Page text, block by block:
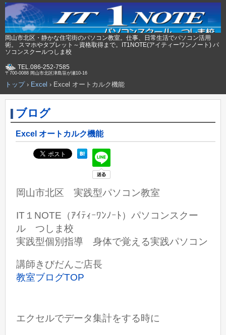
岡山市北区・静かな住宅街のパソコン教室。仕事、日常生活でパソコン活用
術。 スマホやタブレット～資格取得まで。IT1NOTE(アイティーワンノート) パ
ソコンスクールつしま校
TEL.086-252-7585
〒700-0088 岡山市北区津島笹が瀬10-16
トップ› Excel › Excel オートカルク機能
ブログ
Excel オートカルク機能
岡山市北区 実践型パソコン教室
IT１NOTE（ｱｲﾃｨｰﾜﾝﾉｰﾄ）パソコンスクー
ル つしま校
実践型個別指導 身体で覚える実践パソコン
講師きびだんご店長
教室ブログTOP
エクセルでデータ集計をする時に